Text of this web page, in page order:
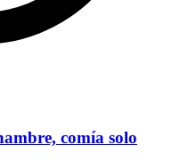
comía solo